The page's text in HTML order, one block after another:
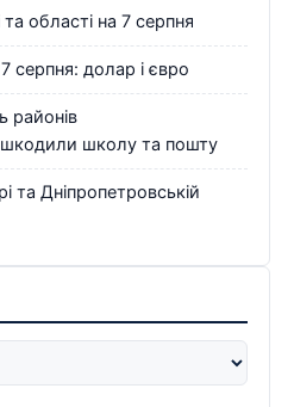
області на 7 серпня
серпня: долар і євро
районів
школу та пошту
та Дніпропетровській